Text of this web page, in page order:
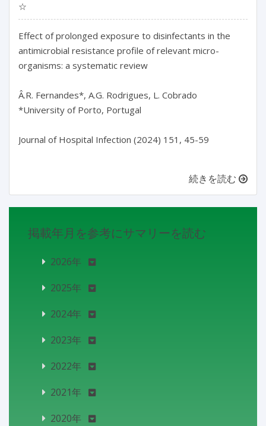
☆
Effect of prolonged exposure to disinfectants in the
antimicrobial resistance profile of relevant micro-
organisms: a systematic review
Â.R. Fernandes*, A.G. Rodrigues, L. Cobrado
*University of Porto, Portugal
Journal of Hospital Infection (2024) 151, 45-59
続きを読む
掲載年月を参考にサマリーを読む
2026年
2025年
2024年
2023年
2022年
2021年
2020年